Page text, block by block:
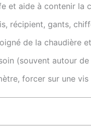
et aide à contenir la
récipient, gants,
de la chaudière
(souvent autour de
forcer sur une